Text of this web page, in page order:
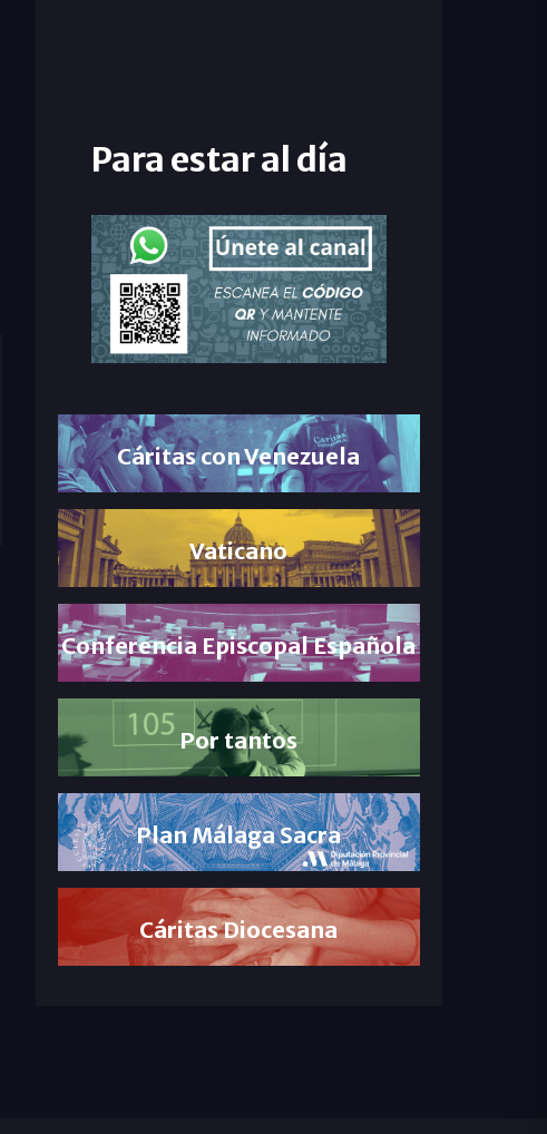
Para estar al día
Cáritas con Venezuela
Vaticano
Conferencia Episcopal Española
Por tantos
Plan Málaga Sacra
Cáritas Diocesana